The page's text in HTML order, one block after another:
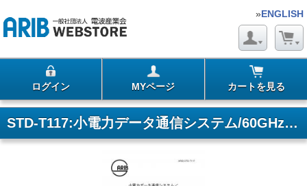
»ENGLISH
ログイン MYページ カートを見る
STD-T117:小電力データ通信システム/60GHz帯超高速スループットワイヤレスLANシステム